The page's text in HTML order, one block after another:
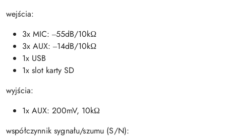
wejścia:
3x MIC: ‒55dB/10kΩ
3x AUX: ‒14dB/10kΩ
1x USB
1x slot karty SD
wyjścia:
1x AUX: 200mV, 10kΩ
współczynnik sygnału/szumu (S/N):